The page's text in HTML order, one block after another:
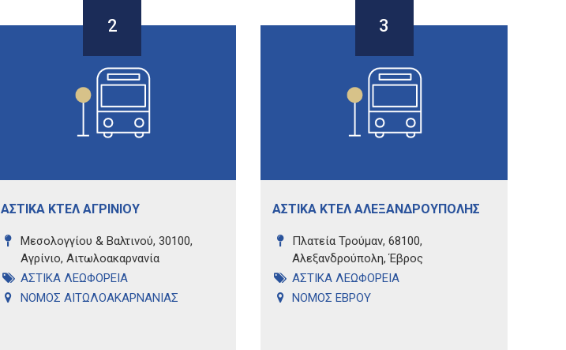
2
ΑΣΤΙΚΑ ΚΤΕΛ ΑΓΡΙΝΙΟΥ
Μεσολογγίου & Βαλτινού, 30100,
Αγρίνιο, Αιτωλοακαρνανία
ΑΣΤΙΚΑ ΛΕΩΦΟΡΕΙΑ
ΝΟΜΟΣ ΑΙΤΩΛΟΑΚΑΡΝΑΝΙΑΣ
3
ΑΣΤΙΚΑ ΚΤΕΛ ΑΛΕΞΑΝΔΡΟΥΠΟΛΗΣ
Πλατεία Τρούμαν, 68100,
Αλεξανδρούπολη, Έβρος
ΑΣΤΙΚΑ ΛΕΩΦΟΡΕΙΑ
ΝΟΜΟΣ ΕΒΡΟΥ